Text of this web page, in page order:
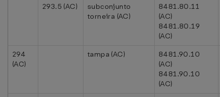
293.5 (AC)
subconjunto
torneira (AC)
8481.80.11
(AC)
8481.80.19
(AC)
294
(AC)
tampa (AC)
8481.90.10
(AC)
8481.90.10
(AC)